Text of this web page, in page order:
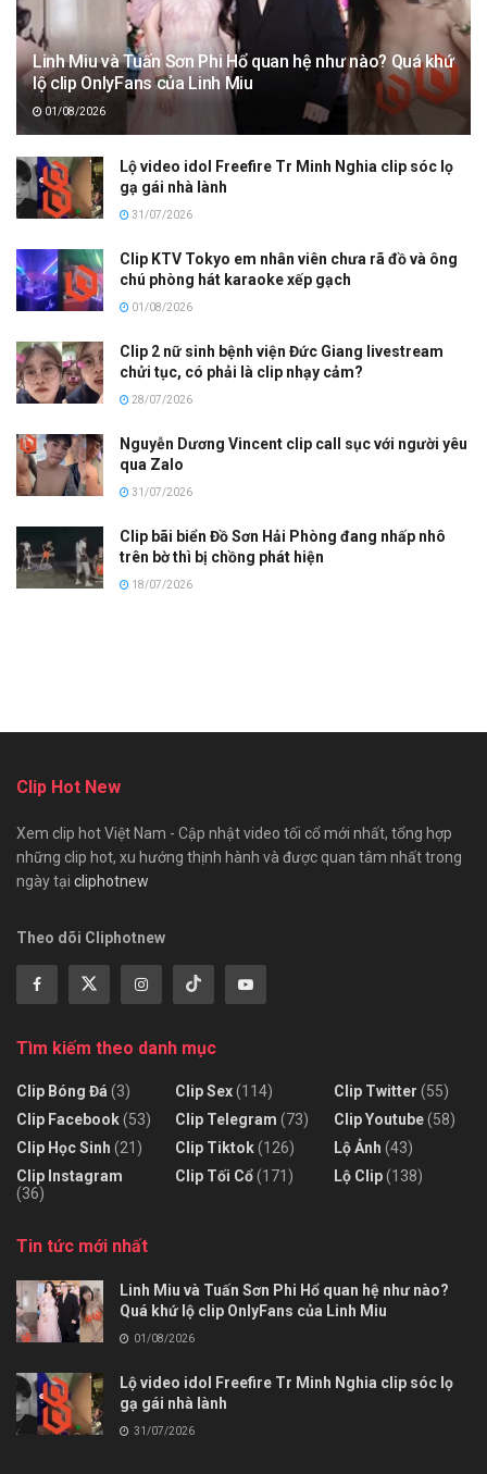
Linh Miu và Tuấn Sơn Phi Hổ quan hệ như nào? Quá khứ
lộ clip OnlyFans của Linh Miu
01/08/2026
Lộ video idol Freefire Tr Minh Nghia clip sóc lọ
gạ gái nhà lành
31/07/2026
Clip KTV Tokyo em nhân viên chưa rã đồ và ông
chú phòng hát karaoke xếp gạch
01/08/2026
Clip 2 nữ sinh bệnh viện Đức Giang livestream
chửi tục, có phải là clip nhạy cảm?
28/07/2026
Nguyễn Dương Vincent clip call sục với người yêu
qua Zalo
31/07/2026
Clip bãi biển Đồ Sơn Hải Phòng đang nhấp nhô
trên bờ thì bị chồng phát hiện
18/07/2026
Clip Hot New
Xem clip hot Việt Nam - Cập nhật video tối cổ mới nhất, tổng hợp
những clip hot, xu hướng thịnh hành và được quan tâm nhất trong
ngày tại cliphotnew
Theo dõi Cliphotnew
Tìm kiếm theo danh mục
Clip Bóng Đá (3)
Clip Facebook(53)
Clip Học Sinh (21)
Clip Instagram
(36)
Clip Sex(114)
Clip Telegram (73)
Clip Tiktok(126)
Clip Tối Cổ(171)
Clip Twitter (55)
Clip Youtube(58)
Lộ Ảnh (43)
Lộ Clip(138)
Tin tức mới nhất
Linh Miu và Tuấn Sơn Phi Hổ quan hệ như nào?
Quá khứ lộ clip OnlyFans của Linh Miu
01/08/2026
Lộ video idol Freefire Tr Minh Nghia clip sóc lọ
gạ gái nhà lành
31/07/2026